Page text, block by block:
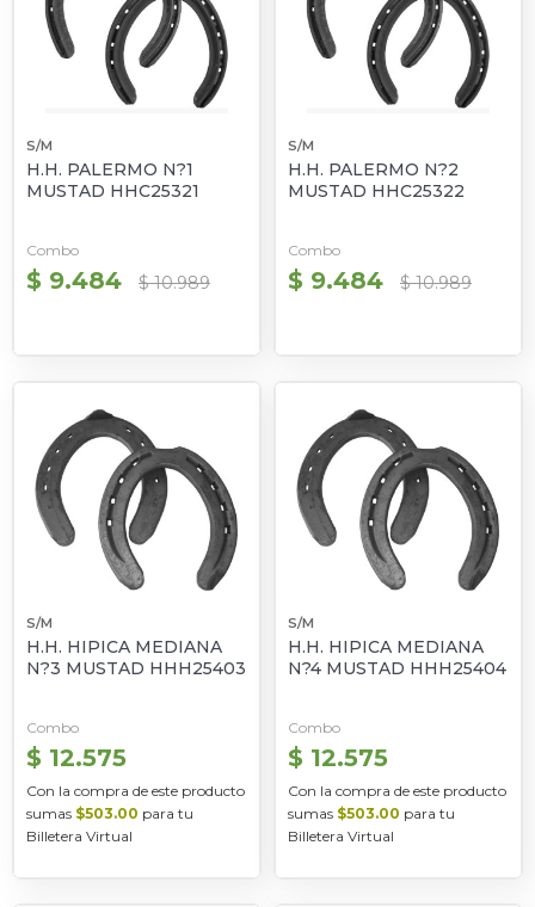
S/M
H.H. PALERMO N?1
MUSTAD HHC25321
Combo
$ 9.484 $ 10.989
S/M
H.H. PALERMO N?2
MUSTAD HHC25322
Combo
$ 9.484 $ 10.989
S/M
H.H. HIPICA MEDIANA
N?3 MUSTAD HHH25403
Combo
$ 12.575
Con la compra de este producto
sumas $503.00 para tu
Billetera Virtual
S/M
H.H. HIPICA MEDIANA
N?4 MUSTAD HHH25404
Combo
$ 12.575
Con la compra de este producto
sumas $503.00 para tu
Billetera Virtual